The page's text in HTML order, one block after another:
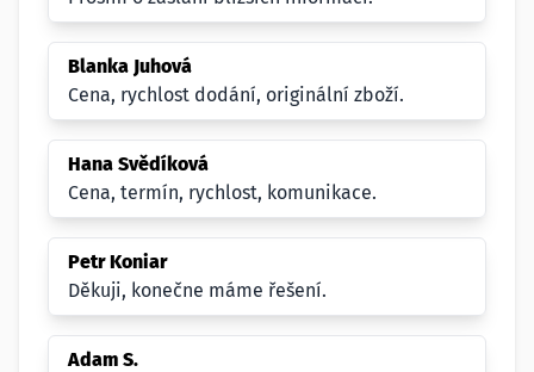
Blanka Juhová
Cena, rychlost dodání, originální zboží.
Hana Svědíková
Cena, termín, rychlost, komunikace.
Petr Koniar
Děkuji, konečne máme řešení.
Adam S.